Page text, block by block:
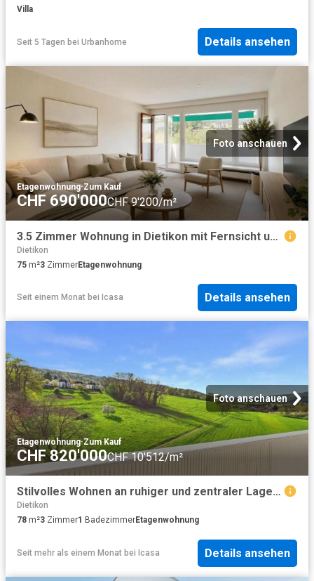
Villa
Seit 5 Tagen bei Urbanhome Details ansehen
Foto anschauen
Etagenwohnung·Zum Kauf
CHF 690'000CHF 9'200/m²
3.5 Zimmer Wohnung in Dietikon mit Fernsicht und Potenzial
Dietikon
75 m²3 ZimmerEtagenwohnung
Seit einem Monat bei Icasa Details ansehen
Foto anschauen
Etagenwohnung·Zum Kauf
CHF 820'000CHF 10'512/m²
Stilvolles Wohnen an ruhiger und zentraler Lage in Dietikon
Dietikon
78 m²3 Zimmer1 BadezimmerEtagenwohnung
Seit mehr als einem Monat bei Icasa Details ansehen